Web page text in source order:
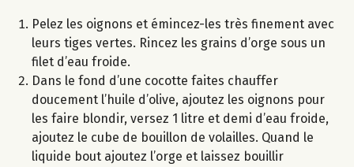
Pelez les oignons et émincez-les très finement avec
leurs tiges vertes. Rincez les grains d’orge sous un
filet d’eau froide.
Dans le fond d’une cocotte faites chauffer
doucement l’huile d’olive, ajoutez les oignons pour
les faire blondir, versez 1 litre et demi d’eau froide,
ajoutez le cube de bouillon de volailles. Quand le
liquide bout ajoutez l’orge et laissez bouillir